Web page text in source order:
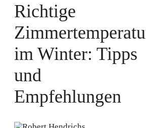
Richtige
im Winter: Tipps
und
Empfehlungen